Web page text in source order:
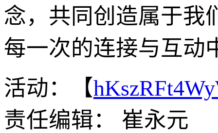
念，共同创造属于我
每一次的连接与互动
活动：【
责任编辑： 崔永元